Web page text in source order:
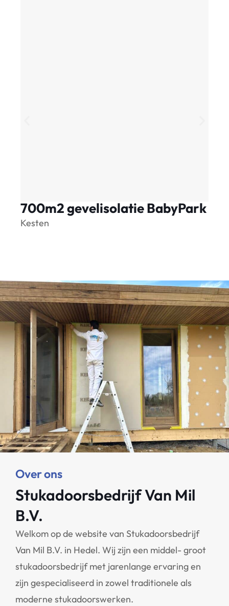
700m2 gevelisolatie BabyPark
Kesten
Over ons
Stukadoorsbedrijf Van Mil
B.V.
Welkom op de website van Stukadoorsbedrijf
Van Mil B.V. in Hedel. Wij zijn een middel- groot
stukadoorsbedrijf met jarenlange ervaring en
zijn gespecialiseerd in zowel traditionele als
moderne stukadoorswerken.